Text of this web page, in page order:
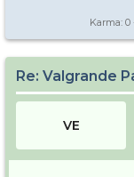
Karma: 0
Re: Valgrande
VE